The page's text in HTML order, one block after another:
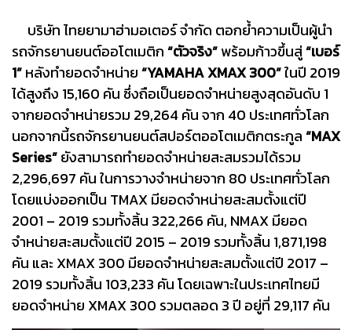
บริษัท ไทยยามาฮ่ามอเตอร์ จำกัด ตอกย้ำความเป็นผู้นำ
รถจักรยานยนต์ออโตเมติก“ตัวจริง”พร้อมก้าวขึ้นสู่“เบอร์
1”หลังทำยอดจำหน่าย“YAMAHA XMAX 300”ในปี 2019
ได้สูงถึง 15,160 คัน ซึ่งถือเป็นยอดจำหน่ายสูงสุดอันดับ 1
จากยอดจำหน่ายรวม 29,264 คัน จาก 40 ประเทศทั่วโลก
นอกจากนี้รถจักรยานยนต์สปอร์ตออโตเมติกตระกูล“MAX
Series”ยังสามารถทำยอดจำหน่ายสะสมรวมได้รวม
2,296,697 คัน ในการวางจำหน่ายจาก 80 ประเทศทั่วโลก
โดยแบ่งออกเป็น TMAX มียอดจำหน่ายสะสมตั้งแต่ปี
2001 – 2019 รวมทั้งสิ้น 322,266 คัน, NMAX มียอด
จำหน่ายสะสมตั้งแต่ปี 2015 – 2019 รวมทั้งสิ้น 1,871,198
คัน และ XMAX 300 มียอดจำหน่ายสะสมตั้งแต่ปี 2017 –
2019 รวมทั้งสิ้น 103,233 คัน โดยเฉพาะในประเทศไทยมี
ยอดจำหน่าย XMAX 300 รวมตลอด 3 ปี อยู่ที่ 29,117 คัน